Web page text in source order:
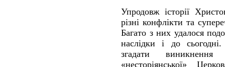
Упродовж історії
різні конфлікти та
Багато з них удалося
наслідки і до
згадати
«несторіянської»